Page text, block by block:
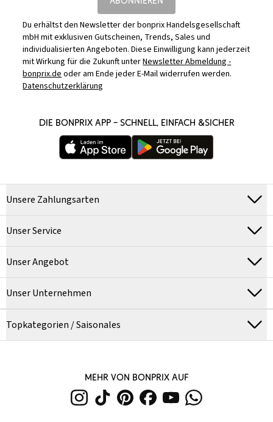
Du erhältst den Newsletter der bonprix Handelsgesellschaft
mbH mit exklusiven Gutscheinen, Trends, Sales und
individualisierten Angeboten. Diese Einwilligung kann jederzeit
mit Wirkung für die Zukunft unterNewsletter Abmeldung -
bonprix.deoder am Ende jeder E-Mail widerrufen werden.
Datenschutzerklärung
DIE BONPRIX APP – SCHNELL, EINFACH &SICHER
Unsere Zahlungsarten
Unser Service
Unser Angebot
Unser Unternehmen
Topkategorien / Saisonales
MEHR VON BONPRIX AUF